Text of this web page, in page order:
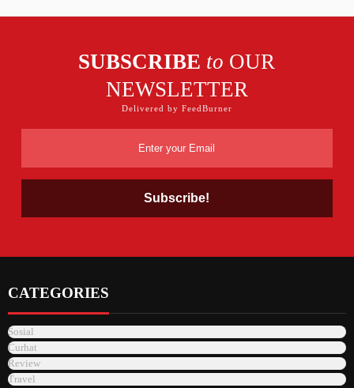
SUBSCRIBE to OUR
NEWSLETTER
Delivered by FeedBurner
CATEGORIES
Sosial
Curhat
Review
Travel